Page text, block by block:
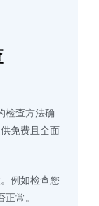
检查方法确
免费且全面
例如检查您
常。